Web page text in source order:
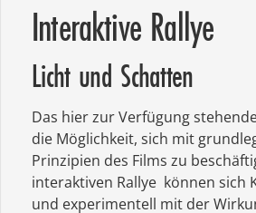
Interaktive Rallye
Licht und Schatten
Das hier zur Verfügung
die Möglichkeit, sich mit
Prinzipien des Films zu
interaktiven Rallye können sich
und experimentell mit der